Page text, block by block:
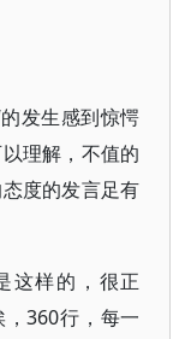
发生感到惊愕
理解，不值的
度的发言足有
这样的，很正
，360行，每一